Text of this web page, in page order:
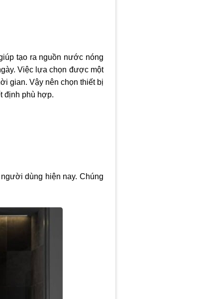
tạo ra nguồn nước nóng
Việc lựa chọn được một
gian. Vậy nên chọn thiết bị
định phù hợp.
dùng hiện nay. Chúng